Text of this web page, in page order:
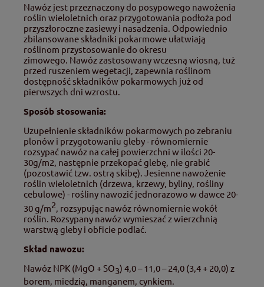
Nawóz jest przeznaczony do posypowego nawożenia
roślin wieloletnich oraz przygotowania podłoża pod
przyszłoroczne zasiewy i nasadzenia. Odpowiednio
zbilansowane składniki pokarmowe ułatwiają
roślinom przystosowanie do okresu
zimowego. Nawóz zastosowany wczesną wiosną, tuż
przed ruszeniem wegetacji, zapewnia roślinom
dostępność składników pokarmowych już od
pierwszych dni wzrostu.
Sposób stosowania:
Uzupełnienie składników pokarmowych po zebraniu
plonów i przygotowaniu gleby - równomiernie
rozsypać nawóz na całej powierzchni w ilości 20-
30g/m2, następnie przekopać glebę, nie grabić
(pozostawić tzw. ostrą skibę). Jesienne nawożenie
roślin wieloletnich (drzewa, krzewy, byliny, rośliny
cebulowe) - rośliny nawozić jednorazowo w dawce 20-
30 g/m2 , rozsypując nawóz równomiernie wokół
roślin. Rozsypany nawóz wymieszać z wierzchnią
warstwą gleby i obficie podlać.
Skład nawozu:
Nawóz NPK (MgO + SO3) 4,0 – 11,0 – 24,0 (3,4 + 20,0) z
borem, miedzią, manganem, cynkiem.